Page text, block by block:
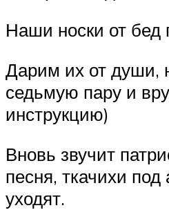
Наши носки от бед
Дарим их от души,
седьмую пару и
инструкцию)
Вновь звучит
песня, ткачихи
уходят.